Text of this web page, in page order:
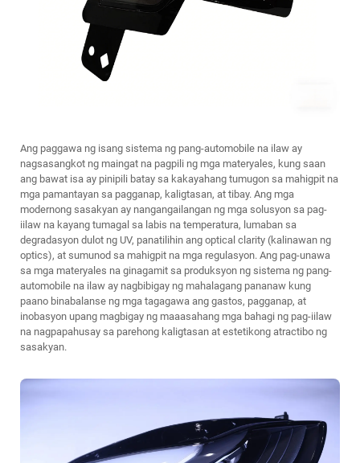
Ang paggawa ng isang sistema ng pang-automobile na ilaw ay
nagsasangkot ng maingat na pagpili ng mga materyales, kung saan
ang bawat isa ay pinipili batay sa kakayahang tumugon sa mahigpit na
mga pamantayan sa pagganap, kaligtasan, at tibay. Ang mga
modernong sasakyan ay nangangailangan ng mga solusyon sa pag-
iilaw na kayang tumagal sa labis na temperatura, lumaban sa
degradasyon dulot ng UV, panatilihin ang optical clarity (kalinawan ng
optics), at sumunod sa mahigpit na mga regulasyon. Ang pag-unawa
sa mga materyales na ginagamit sa produksyon ng sistema ng pang-
automobile na ilaw ay nagbibigay ng mahalagang pananaw kung
paano binabalanse ng mga tagagawa ang gastos, pagganap, at
inobasyon upang magbigay ng maaasahang mga bahagi ng pag-iilaw
na nagpapahusay sa parehong kaligtasan at estetikong atractibo ng
sasakyan.